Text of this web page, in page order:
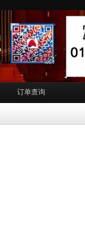
订单查询